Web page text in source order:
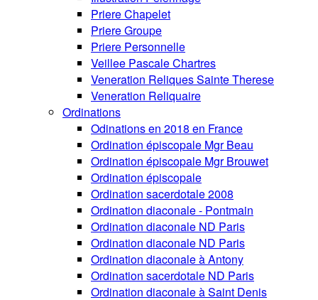
Priere Chapelet
Priere Groupe
Priere Personnelle
Veillee Pascale Chartres
Veneration Reliques Sainte Therese
Veneration Reliquaire
Ordinations
Odinations en 2018 en France
Ordination épiscopale Mgr Beau
Ordination épiscopale Mgr Brouwet
Ordination épiscopale
Ordination sacerdotale 2008
Ordination diaconale - Pontmain
Ordination diaconale ND Paris
Ordination diaconale ND Paris
Ordination diaconale à Antony
Ordination sacerdotale ND Paris
Ordination diaconale à Saint Denis